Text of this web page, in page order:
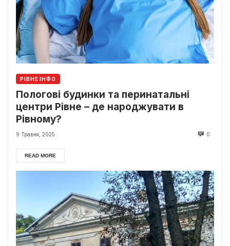
РІВНЕ ІНФО
Пологові будинки та перинатальні
центри Рівне – де народжувати в
Рівному?
9 Травня, 2025 0
READ MORE